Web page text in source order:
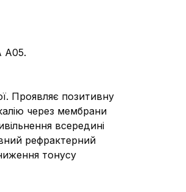
A05.
Проявляє позитивну
через мембрани
всередині
рефрактерний
тонусу